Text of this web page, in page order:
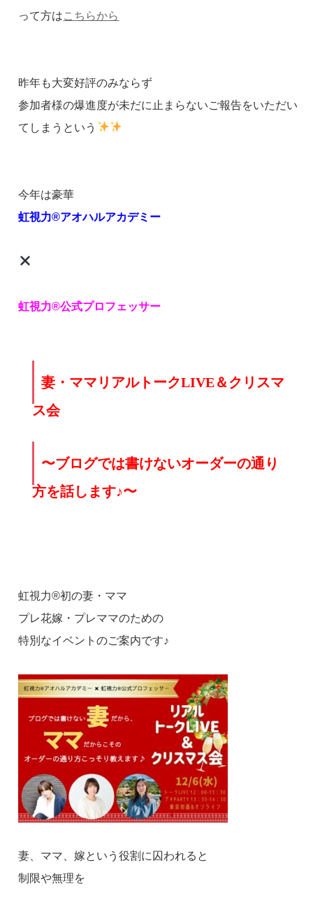
って方はこちらから
昨年も大変好評のみならず
参加者様の爆進度が未だに止まらないご報告をいただい
てしまうという
今年は豪華
虹視力®︎アオハルアカデミー
虹視力®︎公式プロフェッサー
妻・ママリアルトークLIVE＆クリスマ
ス会
〜ブログでは書けないオーダーの通り
方を話します♪〜
虹視力®︎初の妻・ママ
プレ花嫁・プレママのための
特別なイベントのご案内です♪
妻、ママ、嫁という役割に囚われると
制限や無理を